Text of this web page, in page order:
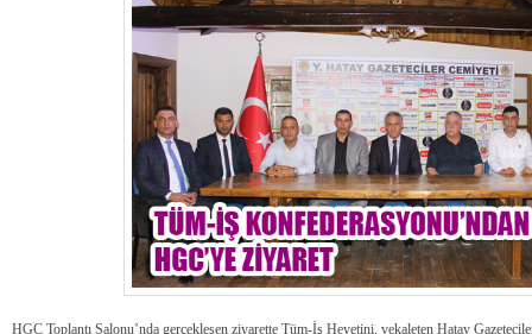
HGC Toplantı Salonu’nda gerçekleşen ziyarette Tüm-İş Heyetini, vekaleten Hatay